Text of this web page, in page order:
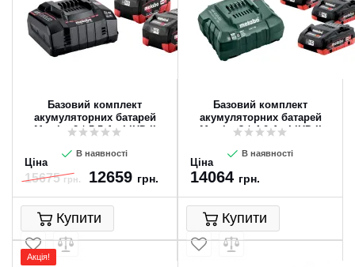
Базовий комплект
акумуляторних батарей
Metabo 2 * 5.5 Ач LiHD II
В наявності
Ціна
15675грн. 12659 грн.
Купити
Базовий комплект
акумуляторних батарей
Metabo 3 * 4.0 Ач LiHD II
В наявності
Ціна
14064 грн.
Купити
Акція!